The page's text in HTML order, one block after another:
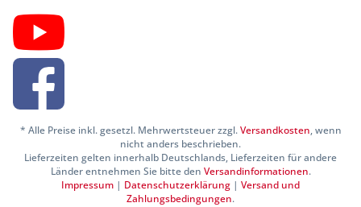
* Alle Preise inkl. gesetzl. Mehrwertsteuer zzgl.Versandkosten, wenn
nicht anders beschrieben.
Lieferzeiten gelten innerhalb Deutschlands, Lieferzeiten für andere
Länder entnehmen Sie bitte den Versandinformationen.
Impressum | Datenschutzerklärung | Versand und
Zahlungsbedingungen.